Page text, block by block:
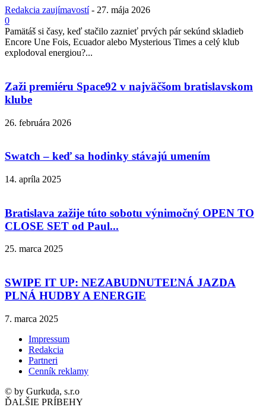
Redakcia zaujímavostí - 27. mája 2026
0
Pamätáš si časy, keď stačilo zaznieť prvých pár sekúnd skladieb
Encore Une Fois, Ecuador alebo Mysterious Times a celý klub
explodoval energiou?...
Zaži premiéru Space92 v najväčšom bratislavskom
klube
26. februára 2026
Swatch – keď sa hodinky stávajú umením
14. apríla 2025
Bratislava zažije túto sobotu výnimočný OPEN TO
CLOSE SET od Paul...
25. marca 2025
SWIPE IT UP: NEZABUDNUTEĽNÁ JAZDA
PLNÁ HUDBY A ENERGIE
7. marca 2025
Impressum
Redakcia
Partneri
Cenník reklamy
© by Gurkuda, s.r.o
ĎALŠIE PRÍBEHY